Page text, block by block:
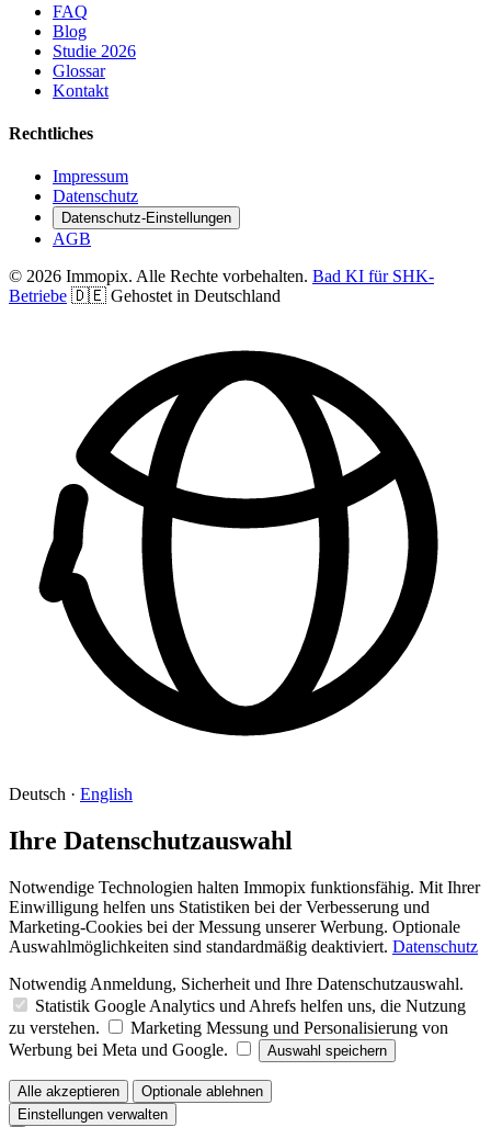
FAQ
Blog
Studie 2026
Glossar
Kontakt
Rechtliches
Impressum
Datenschutz
Datenschutz-Einstellungen
AGB
© 2026 Immopix. Alle Rechte vorbehalten. Bad KI für SHK-
Betriebe 🇩🇪 Gehostet in Deutschland
Deutsch · English
Ihre Datenschutzauswahl
Notwendige Technologien halten Immopix funktionsfähig. Mit Ihrer
Einwilligung helfen uns Statistiken bei der Verbesserung und
Marketing-Cookies bei der Messung unserer Werbung. Optionale
Auswahlmöglichkeiten sind standardmäßig deaktiviert. Datenschutz
Notwendig Anmeldung, Sicherheit und Ihre Datenschutzauswahl.
Statistik Google Analytics und Ahrefs helfen uns, die Nutzung
zu verstehen.
Marketing Messung und Personalisierung von
Werbung bei Meta und Google.
Auswahl speichern
Alle akzeptieren
Optionale ablehnen
Einstellungen verwalten